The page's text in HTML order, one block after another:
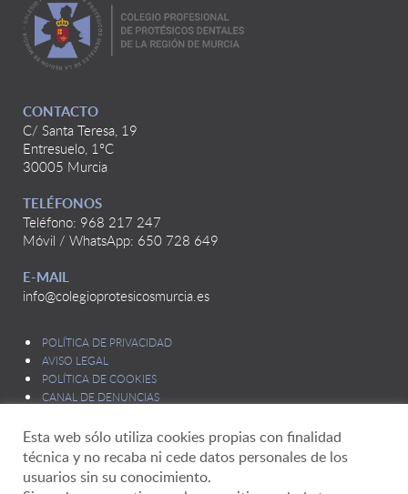
CONTACTO
C/ Santa Teresa, 19
Entresuelo, 1ºC
30005 Murcia
TELÉFONOS
Teléfono: 968 217 247
Móvil / WhatsApp: 650 728 649
E-MAIL
info@colegioprotesicosmurcia.es
POLÍTICA DE PRIVACIDAD
AVISO LEGAL
POLÍTICA DE COOKIES
CANAL DE DENUNCIAS
Esta web sólo utiliza cookies propias con finalidad
técnica y no recaba ni cede datos personales de los
usuarios sin su conocimiento.